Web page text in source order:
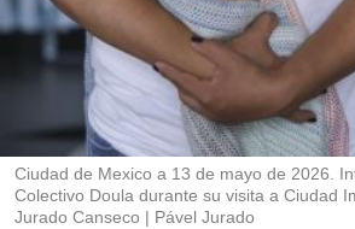
m
p
a
r
i
r
Ciudad de Mexico a 13 de mayo de 2026.
Colectivo Doula durante su visita a Ciudad
Jurado Canseco
Pável Jurado